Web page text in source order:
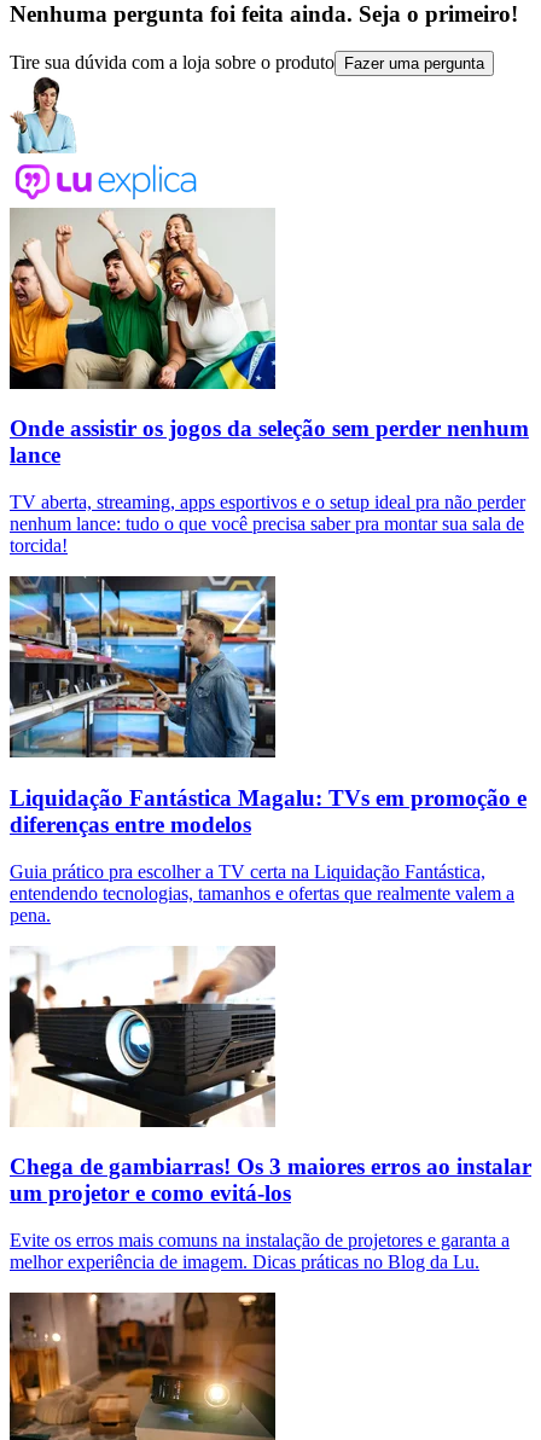
Nenhuma pergunta foi feita ainda. Seja o primeiro!
Tire sua dúvida com a loja sobre o produto Fazer uma pergunta
Onde assistir os jogos da seleção sem perder nenhum
lance
TV aberta, streaming, apps esportivos e o setup ideal pra não perder
nenhum lance: tudo o que você precisa saber pra montar sua sala de
torcida!
Liquidação Fantástica Magalu: TVs em promoção e
diferenças entre modelos
Guia prático pra escolher a TV certa na Liquidação Fantástica,
entendendo tecnologias, tamanhos e ofertas que realmente valem a
pena.
Chega de gambiarras! Os 3 maiores erros ao instalar
um projetor e como evitá-los
Evite os erros mais comuns na instalação de projetores e garanta a
melhor experiência de imagem. Dicas práticas no Blog da Lu.